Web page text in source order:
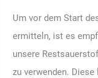
Um vor dem Start
ermitteln, ist es
unsere
zu verwenden.